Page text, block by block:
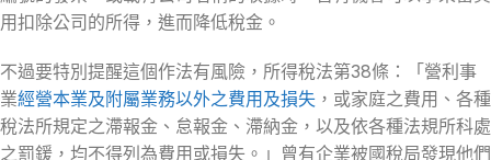
用扣除公司的所得，進而降低稅金。
不過要特別提醒這個作法有風險，所得稅法第38條：「營利事
業經營本業及附屬業務以外之費用及損失 ，或家庭之費用、各種
稅法所規定之滯報金、怠報金、滯納金，以及依各種法規所科處
之罰鍰，均不得列為費用或損失。」曾有企業被國稅局發現他們